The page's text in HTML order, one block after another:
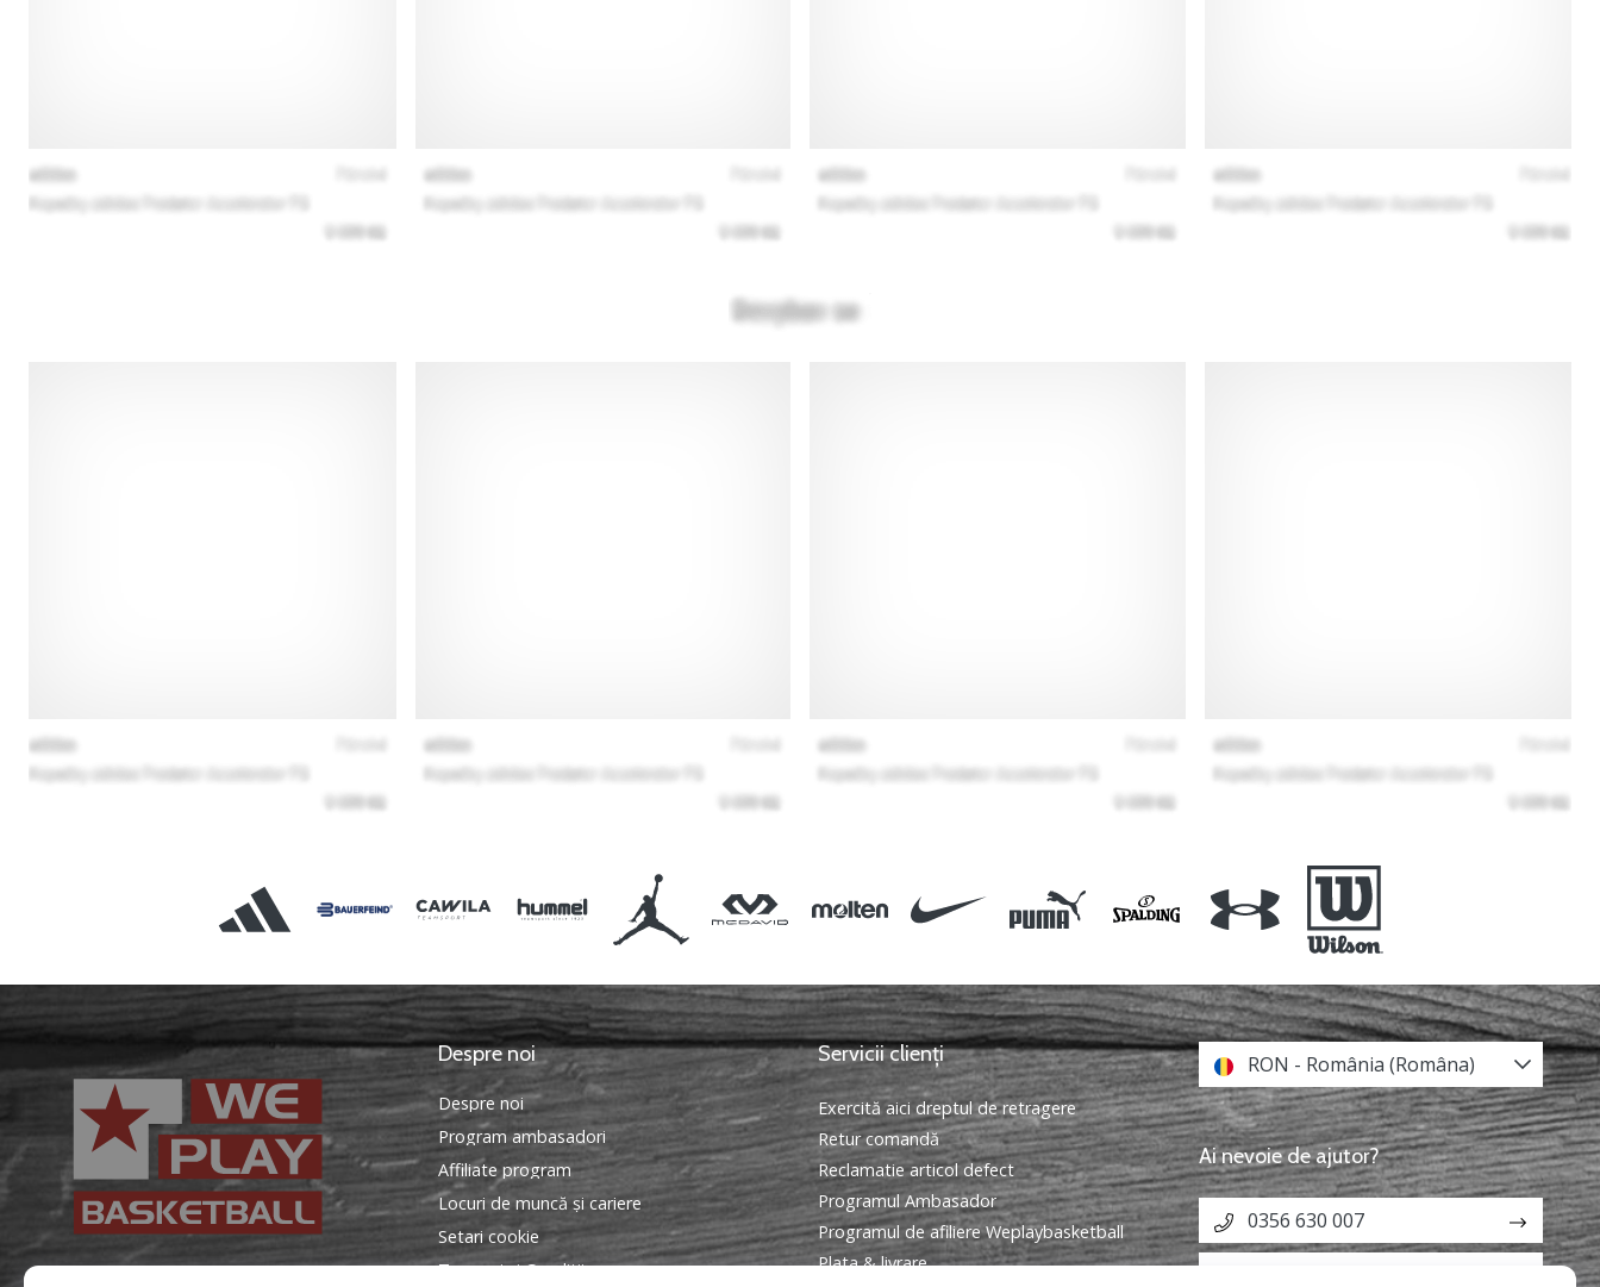
Despre noi
Despre noi
Program ambasadori
Affiliate program
Locuri de muncă și cariere
Setari cookie
Termeni si Conditii
Servicii clienți
Exercită aici dreptul de retragere
Retur comandă
Reclamatie articol defect
Programul Ambasador
Programul de afiliere Weplaybasketball
Plata & livrare
RON - România (Româna)
Ai nevoie de ajutor?
0356 630 007